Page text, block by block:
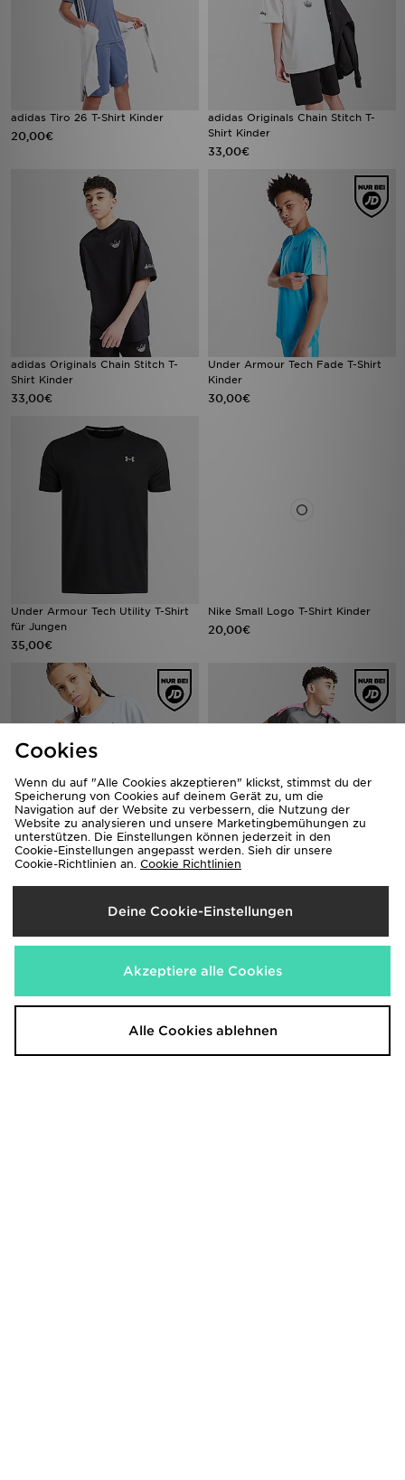
adidas Tiro 26 T-Shirt Kinder
20,00€
adidas Originals Chain Stitch T-
Shirt Kinder
33,00€
adidas Originals Chain Stitch T-
Shirt Kinder
33,00€
Under Armour Tech Fade T-Shirt
Kinder
30,00€
Under Armour Tech Utility T-Shirt
für Jungen
35,00€
Nike Small Logo T-Shirt Kinder
20,00€
Jordan Gradient T-Shirt Junior adidas Tiro 25 T-Shirt Junior
Cookies
Wenn du auf "Alle Cookies akzeptieren" klickst, stimmst du der
Speicherung von Cookies auf deinem Gerät zu, um die
Navigation auf der Website zu verbessern, die Nutzung der
Website zu analysieren und unsere Marketingbemühungen zu
unterstützen. Die Einstellungen können jederzeit in den
Cookie-Einstellungen angepasst werden. Sieh dir unsere
Cookie-Richtlinien an. Cookie Richtlinien
Deine Cookie-Einstellungen
Akzeptiere alle Cookies
Alle Cookies ablehnen